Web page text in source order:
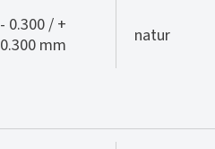
- 0.300 / +
0.300 mm
natur